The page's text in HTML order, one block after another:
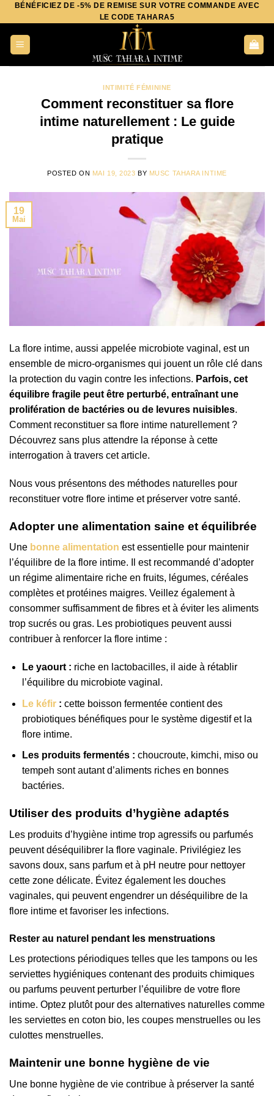
Aller
au
contenu
BÉNÉFICIEZ DE -5% DE REMISE SUR VOTRE COMMANDE AVEC
LE CODE TAHARA5
INTIMITÉ FÉMININE
Comment reconstituer sa flore
intime naturellement : Le guide
pratique
POSTED ON MAI 19, 2023 BY MUSC TAHARA INTIME
19
Mai
La flore intime, aussi appelée microbiote vaginal, est un
ensemble de micro-organismes qui jouent un rôle clé dans
la protection du vagin contre les infections. Parfois, cet
équilibre fragile peut être perturbé, entraînant une
prolifération de bactéries ou de levures nuisibles.
Comment reconstituer sa flore intime naturellement ?
Découvrez sans plus attendre la réponse à cette
interrogation à travers cet article.
Nous vous présentons des méthodes naturelles pour
reconstituer votre flore intime et préserver votre santé.
Adopter une alimentation saine et équilibrée
Une bonne alimentation est essentielle pour maintenir
l’équilibre de la flore intime. Il est recommandé d’adopter
un régime alimentaire riche en fruits, légumes, céréales
complètes et protéines maigres. Veillez également à
consommer suffisamment de fibres et à éviter les aliments
trop sucrés ou gras. Les probiotiques peuvent aussi
contribuer à renforcer la flore intime :
Le yaourt : riche en lactobacilles, il aide à rétablir
l’équilibre du microbiote vaginal.
Le kéfir: cette boisson fermentée contient des
probiotiques bénéfiques pour le système digestif et la
flore intime.
Les produits fermentés : choucroute, kimchi, miso ou
tempeh sont autant d’aliments riches en bonnes
bactéries.
Utiliser des produits d’hygiène adaptés
Les produits d’hygiène intime trop agressifs ou parfumés
peuvent déséquilibrer la flore vaginale. Privilégiez les
savons doux, sans parfum et à pH neutre pour nettoyer
cette zone délicate. Évitez également les douches
vaginales, qui peuvent engendrer un déséquilibre de la
flore intime et favoriser les infections.
Rester au naturel pendant les menstruations
Les protections périodiques telles que les tampons ou les
serviettes hygiéniques contenant des produits chimiques
ou parfums peuvent perturber l’équilibre de votre flore
intime. Optez plutôt pour des alternatives naturelles comme
les serviettes en coton bio, les coupes menstruelles ou les
culottes menstruelles.
Maintenir une bonne hygiène de vie
Une bonne hygiène de vie contribue à préserver la santé